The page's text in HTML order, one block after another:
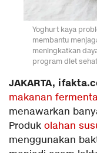
Yoghurt kaya
membantu
meningkatkan
program diet
JAKARTA,
makanan
menawarkan
Produk olahan
menggunakan